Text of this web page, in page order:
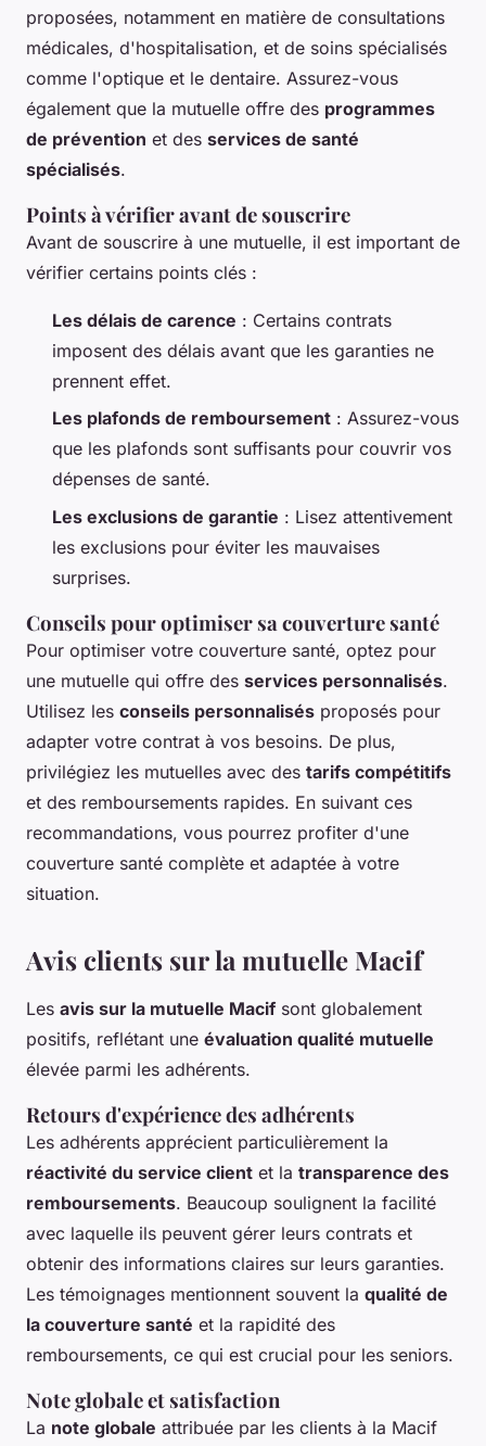
proposées, notamment en matière de consultations
médicales, d'hospitalisation, et de soins spécialisés
comme l'optique et le dentaire. Assurez-vous
également que la mutuelle offre des programmes
de prévention et des services de santé
spécialisés.
Points à vérifier avant de souscrire
Avant de souscrire à une mutuelle, il est important de
vérifier certains points clés :
Les délais de carence : Certains contrats
imposent des délais avant que les garanties ne
prennent effet.
Les plafonds de remboursement : Assurez-vous
que les plafonds sont suffisants pour couvrir vos
dépenses de santé.
Les exclusions de garantie : Lisez attentivement
les exclusions pour éviter les mauvaises
surprises.
Conseils pour optimiser sa couverture santé
Pour optimiser votre couverture santé, optez pour
une mutuelle qui offre des services personnalisés.
Utilisez les conseils personnalisés proposés pour
adapter votre contrat à vos besoins. De plus,
privilégiez les mutuelles avec des tarifs compétitifs
et des remboursements rapides. En suivant ces
recommandations, vous pourrez profiter d'une
couverture santé complète et adaptée à votre
situation.
Avis clients sur la mutuelle Macif
Les avis sur la mutuelle Macif sont globalement
positifs, reflétant une évaluation qualité mutuelle
élevée parmi les adhérents.
Retours d'expérience des adhérents
Les adhérents apprécient particulièrement la
réactivité du service client et la transparence des
remboursements. Beaucoup soulignent la facilité
avec laquelle ils peuvent gérer leurs contrats et
obtenir des informations claires sur leurs garanties.
Les témoignages mentionnent souvent la qualité de
la couverture santé et la rapidité des
remboursements, ce qui est crucial pour les seniors.
Note globale et satisfaction
La note globale attribuée par les clients à la Macif